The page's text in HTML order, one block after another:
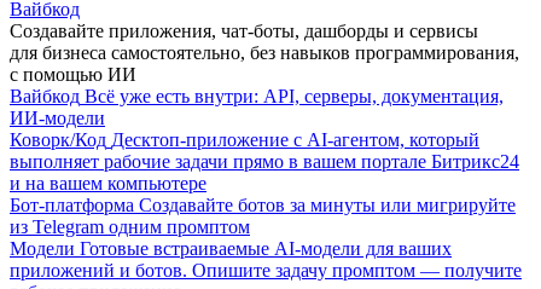
Вайбкод
Создавайте приложения, чат-боты, дашборды и сервисы
для бизнеса самостоятельно, без навыков программирования,
с помощью ИИ
Вайбкод Всё уже есть внутри: API, серверы, документация,
ИИ-модели
Коворк/Код Десктоп-приложение с AI-агентом, который
выполняет рабочие задачи прямо в вашем портале Битрикс24
и на вашем компьютере
Бот-платформа Создавайте ботов за минуты или мигрируйте
из Telegram одним промптом
Модели Готовые встраиваемые AI-модели для ваших
приложений и ботов. Опишите задачу промптом — получите